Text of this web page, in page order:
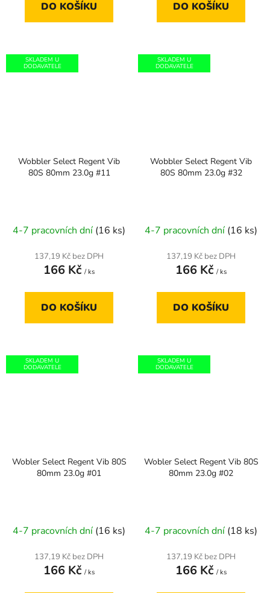
DO KOŠÍKU DO KOŠÍKU
SKLADEM U
DODAVATELE
Wobbler Select Regent Vib
80S 80mm 23.0g #11
4-7 pracovních dní (16 ks)
137,19 Kč bez DPH
166 Kč / ks
DO KOŠÍKU
SKLADEM U
DODAVATELE
Wobbler Select Regent Vib
80S 80mm 23.0g #32
4-7 pracovních dní (16 ks)
137,19 Kč bez DPH
166 Kč / ks
DO KOŠÍKU
SKLADEM U
DODAVATELE
Wobler Select Regent Vib 80S
80mm 23.0g #01
4-7 pracovních dní (16 ks)
137,19 Kč bez DPH
166 Kč / ks
SKLADEM U
DODAVATELE
Wobler Select Regent Vib 80S
80mm 23.0g #02
4-7 pracovních dní (18 ks)
137,19 Kč bez DPH
166 Kč / ks